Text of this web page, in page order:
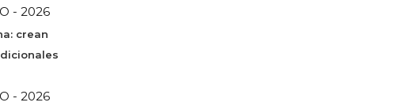
- 2026
crean
- 2026